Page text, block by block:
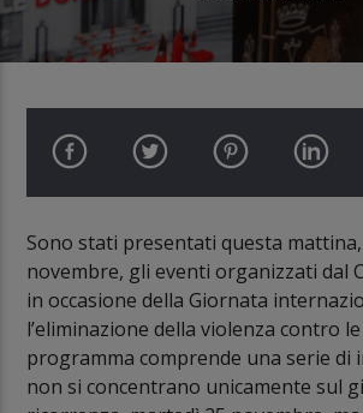
Sono stati presentati questa
novembre, gli eventi organizzati dal
in occasione della Giornata
l’eliminazione della violenza contro
programma comprende una serie di
non si concentrano unicamente sul